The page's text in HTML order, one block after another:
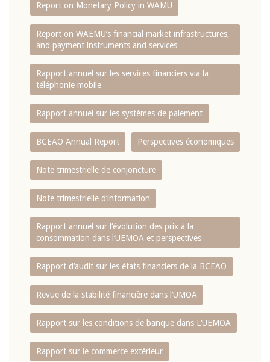
Report on Monetary Policy in WAMU
Report on WAEMU’s financial market infrastructures,
and payment instruments and services
Rapport annuel sur les services financiers via la
téléphonie mobile
Rapport annuel sur les systèmes de paiement
BCEAO Annual Report Perspectives économiques
Note trimestrielle de conjoncture
Note trimestrielle d‘information
Rapport annuel sur l‘évolution des prix à la
consommation dans l‘UEMOA et perspectives
Rapport d‘audit sur les états financiers de la BCEAO
Revue de la stabilité financière dans l‘UMOA
Rapport sur les conditions de banque dans L‘UEMOA
Rapport sur le commerce extérieur